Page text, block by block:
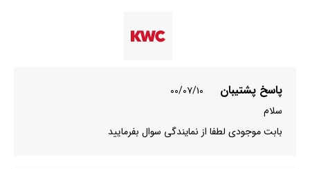
پاسخ پشتیبان
۰۰/۰۷/۱۰
سلام
بابت موجودی لطفا از نمایندگی سوال بفرمایید